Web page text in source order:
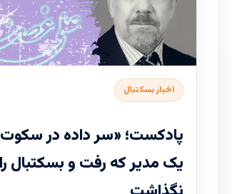
اخبار بسکتبال
پادکست؛ «سر داده در
یک مدیر که رفت و بسکتبال را